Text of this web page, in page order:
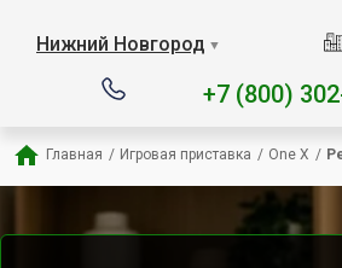
Нижний Новгород ▼
+7 (800)
Главная / Игровая приставка / One X /